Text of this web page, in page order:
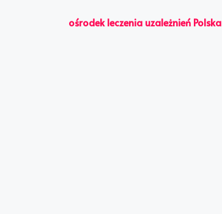
ośrodek leczenia uzależnień Polska